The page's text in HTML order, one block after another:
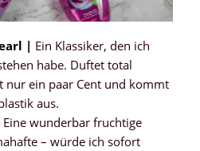
| Ein Klassiker, den ich
habe. Duftet total
nur ein paar Cent und kommt
aus.
Eine wunderbar fruchtige
– würde ich sofort